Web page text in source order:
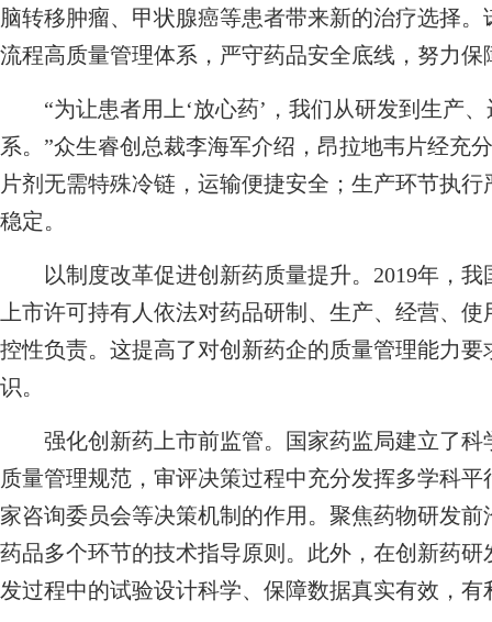
脑转移肿瘤、甲状腺癌等患者带来新的治疗选择
流程高质量管理体系，严守药品安全底线，努力
“为让患者用上‘放心药’，我们从研发到生产、
系。”众生睿创总裁李海军介绍，昂拉地韦片经充
片剂无需特殊冷链，运输便捷安全；生产环节执
稳定。
以制度改革促进创新药质量提升。2019年，我
上市许可持有人依法对药品研制、生产、经营、
控性负责。这提高了对创新药企的质量管理能力
识。
强化创新药上市前监管。国家药监局建立了科
质量管理规范，审评决策过程中充分发挥多学科
家咨询委员会等决策机制的作用。聚焦药物研发
药品多个环节的技术指导原则。此外，在创新药
发过程中的试验设计科学、保障数据真实有效，